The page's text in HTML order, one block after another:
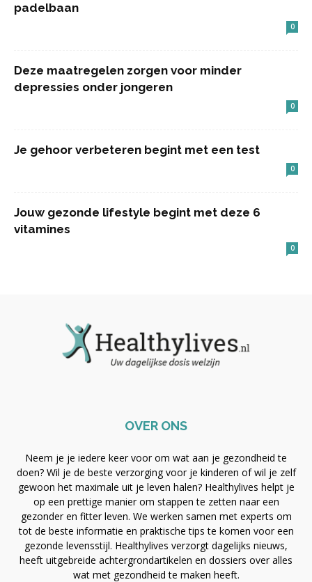
padelbaan
0
Deze maatregelen zorgen voor minder
depressies onder jongeren
0
Je gehoor verbeteren begint met een test
0
Jouw gezonde lifestyle begint met deze 6
vitamines
0
OVER ONS
Neem je je iedere keer voor om wat aan je gezondheid te
doen? Wil je de beste verzorging voor je kinderen of wil je zelf
gewoon het maximale uit je leven halen? Healthylives helpt je
op een prettige manier om stappen te zetten naar een
gezonder en fitter leven. We werken samen met experts om
tot de beste informatie en praktische tips te komen voor een
gezonde levensstijl. Healthylives verzorgt dagelijks nieuws,
heeft uitgebreide achtergrondartikelen en dossiers over alles
wat met gezondheid te maken heeft.